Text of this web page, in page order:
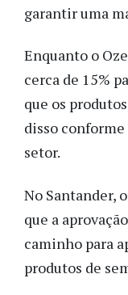
garantir uma
Enquanto o
cerca de 15%
que os
disso
setor.
No Santander,
que a
caminho para
produtos de